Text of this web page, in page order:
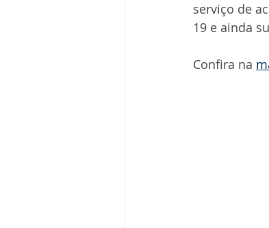
serviço de
19 e ainda
Confira na